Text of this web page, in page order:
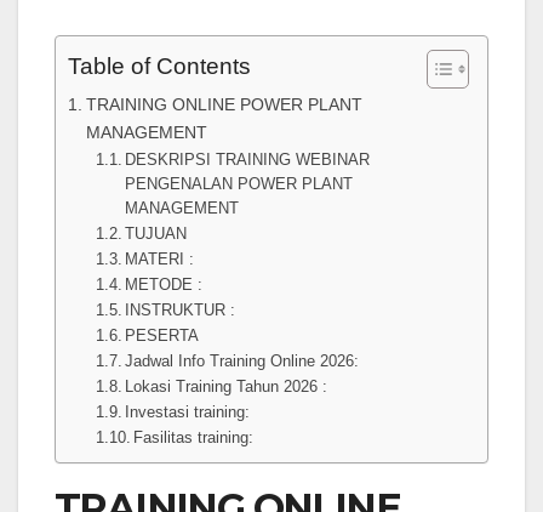
Table of Contents
TRAINING ONLINE POWER PLANT
MANAGEMENT
DESKRIPSI TRAINING WEBINAR
PENGENALAN POWER PLANT
MANAGEMENT
TUJUAN
MATERI :
METODE :
INSTRUKTUR :
PESERTA
Jadwal Info Training Online 2026:
Lokasi Training Tahun 2026 :
Investasi training:
Fasilitas training: